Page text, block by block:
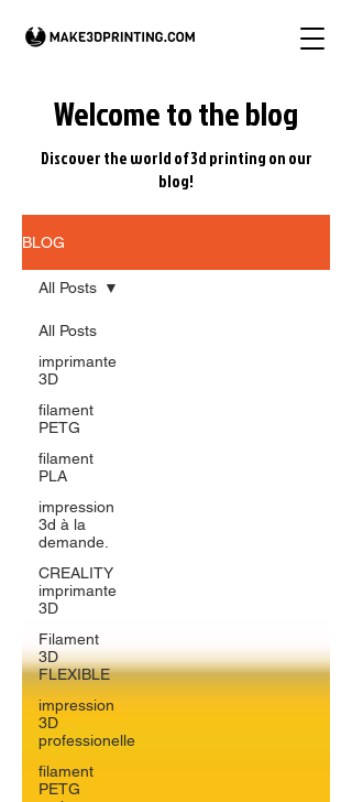
Welcome to the blog
Discover the world of 3d printing on our
blog!
BLOG
All Posts
imprimante
3D
filament
PETG
filament
PLA
impression
3d à la
demande.
CREALITY
imprimante
3D
Filament
3D
FLEXIBLE
impression
3D
professionelle
filament
PETG
All Posts